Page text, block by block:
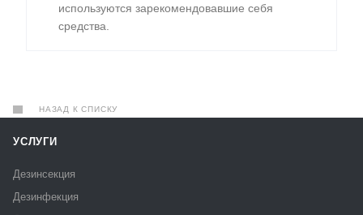
используются зарекомендовавшие себя
средства.
НАЗАД К СПИСКУ
УСЛУГИ
Дезинсекция
Дезинфекция